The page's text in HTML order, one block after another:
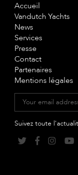
Accueil
Vandutch Yachts
News
Services
Presse
Contact
Partenaires
Mentions légales
Suivez toute